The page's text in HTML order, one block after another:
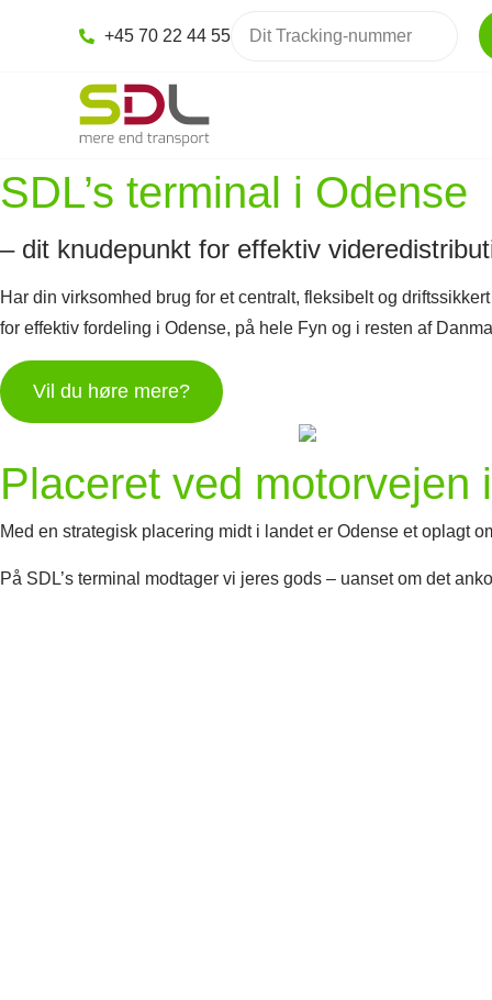
+45 70 22 44 55
SDL’s terminal i Odense
– dit knudepunkt for effektiv
Har din virksomhed brug for et centralt, fleksibelt og
for effektiv fordeling i Odense, på hele Fyn og i resten af
Vil du høre mere?
Placeret ved
Med en strategisk placering midt i landet er Odense et oplagt
På SDL’s terminal modtager vi jeres gods – uanset om det